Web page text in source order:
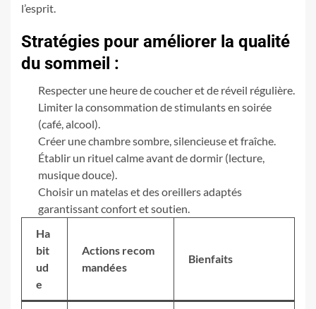
l’esprit.
Stratégies pour améliorer la qualité
du sommeil :
Respecter une heure de coucher et de réveil régulière.
Limiter la consommation de stimulants en soirée
(café, alcool).
Créer une chambre sombre, silencieuse et fraîche.
Établir un rituel calme avant de dormir (lecture,
musique douce).
Choisir un matelas et des oreillers adaptés
garantissant confort et soutien.
Ha
bit
ud
e
Actions recom
mandées
Bienfaits